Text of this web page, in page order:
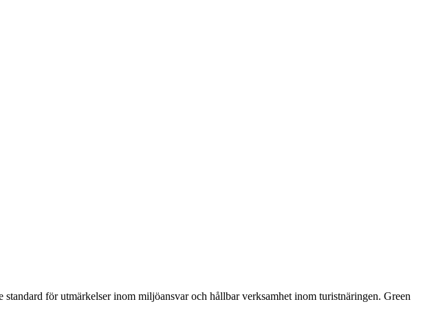
för utmärkelser inom miljöansvar och hållbar verksamhet inom turistnäringen. Green